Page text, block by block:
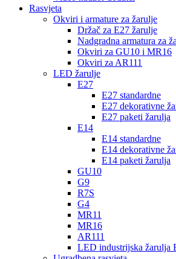
Rasvjeta
Okviri i armature za žarulje
Držač za E27 žarulje
Nadgradna armatura za
Okviri za GU10 i MR16
Okviri za AR111
LED žarulje
E27
E27 standardne
E27 dekorativne
E27 paketi žarulja
E14
E14 standardne
E14 dekorativne
E14 paketi žarulja
GU10
G9
R7S
G4
MR11
MR16
AR111
LED industrijska žarulja